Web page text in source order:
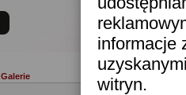
informacje
witryn.
Galerie